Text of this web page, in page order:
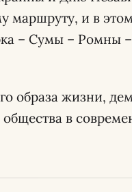
маршруту, и в
– Сумы – Ромны
образа жизни,
в